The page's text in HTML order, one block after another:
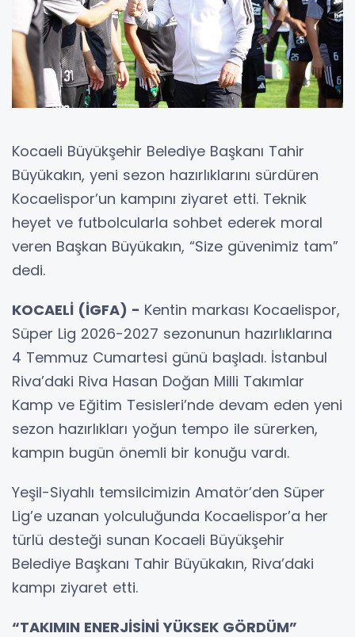
Kocaeli Büyükşehir Belediye Başkanı Tahir
Büyükakın, yeni sezon hazırlıklarını sürdüren
Kocaelispor’un kampını ziyaret etti. Teknik
heyet ve futbolcularla sohbet ederek moral
veren Başkan Büyükakın, “Size güvenimiz tam”
dedi.
KOCAELİ (İGFA) - Kentin markası Kocaelispor,
Süper Lig 2026-2027 sezonunun hazırlıklarına
4 Temmuz Cumartesi günü başladı. İstanbul
Riva’daki Riva Hasan Doğan Milli Takımlar
Kamp ve Eğitim Tesisleri’nde devam eden yeni
sezon hazırlıkları yoğun tempo ile sürerken,
kampın bugün önemli bir konuğu vardı.
Yeşil-Siyahlı temsilcimizin Amatör’den Süper
Lig’e uzanan yolculuğunda Kocaelispor’a her
türlü desteği sunan Kocaeli Büyükşehir
Belediye Başkanı Tahir Büyükakın, Riva’daki
kampı ziyaret etti.
“TAKIMIN ENERJİSİNİ YÜKSEK GÖRDÜM”